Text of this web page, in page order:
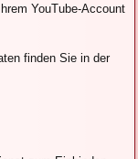
YouTube-Account
finden Sie in der